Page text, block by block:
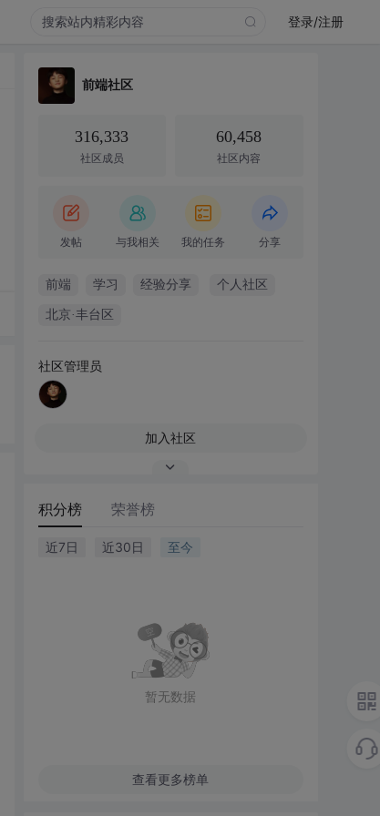
登录/注册
前端社区
316,333
社区成员
60,458
社区内容
发帖 与我相关 我的任务 分享
前端 学习 经验分享 个人社区
北京·丰台区
社区管理员
加入社区
积分榜 荣誉榜
近7日 近30日 至今
暂无数据
查看更多榜单